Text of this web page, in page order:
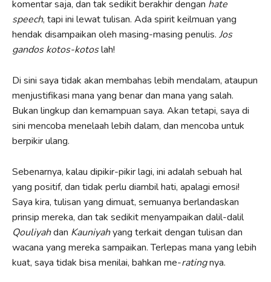
komentar saja, dan tak sedikit berakhir dengan hate
speech, tapi ini lewat tulisan. Ada spirit keilmuan yang
hendak disampaikan oleh masing-masing penulis. Jos
gandos kotos-kotoslah!
Di sini saya tidak akan membahas lebih mendalam, ataupun
menjustifikasi mana yang benar dan mana yang salah.
Bukan lingkup dan kemampuan saya. Akan tetapi, saya di
sini mencoba menelaah lebih dalam, dan mencoba untuk
berpikir ulang.
Sebenarnya, kalau dipikir-pikir lagi, ini adalah sebuah hal
yang positif, dan tidak perlu diambil hati, apalagi emosi!
Saya kira, tulisan yang dimuat, semuanya berlandaskan
prinsip mereka, dan tak sedikit menyampaikan dalil-dalil
Qouliyahdan Kauniyahyang terkait dengan tulisan dan
wacana yang mereka sampaikan. Terlepas mana yang lebih
kuat, saya tidak bisa menilai, bahkan me-ratingnya.